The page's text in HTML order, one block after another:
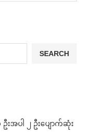
SEARCH
းအပါ ၂ ဦးပျောက်ဆုံး